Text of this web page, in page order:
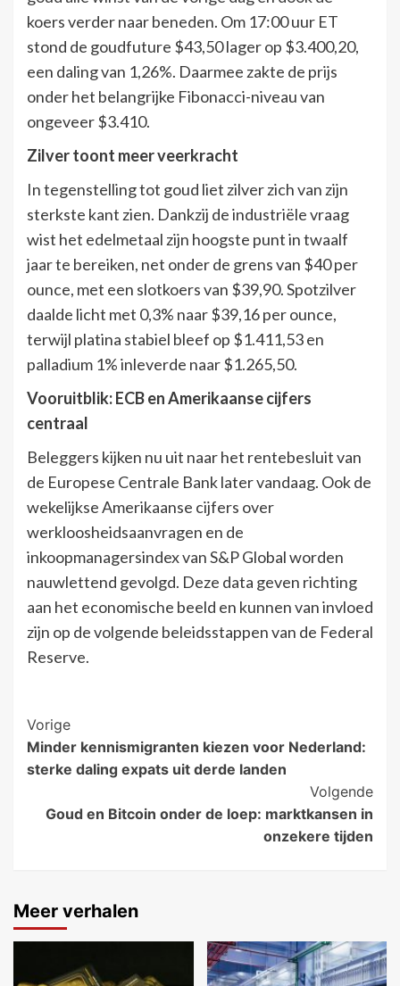
koers verder naar beneden. Om 17:00 uur ET
stond de goudfuture $43,50 lager op $3.400,20,
een daling van 1,26%. Daarmee zakte de prijs
onder het belangrijke Fibonacci-niveau van
ongeveer $3.410.
Zilver toont meer veerkracht
In tegenstelling tot goud liet zilver zich van zijn
sterkste kant zien. Dankzij de industriële vraag
wist het edelmetaal zijn hoogste punt in twaalf
jaar te bereiken, net onder de grens van $40 per
ounce, met een slotkoers van $39,90. Spotzilver
daalde licht met 0,3% naar $39,16 per ounce,
terwijl platina stabiel bleef op $1.411,53 en
palladium 1% inleverde naar $1.265,50.
Vooruitblik: ECB en Amerikaanse cijfers
centraal
Beleggers kijken nu uit naar het rentebesluit van
de Europese Centrale Bank later vandaag. Ook de
wekelijkse Amerikaanse cijfers over
werkloosheidsaanvragen en de
inkoopmanagersindex van S&P Global worden
nauwlettend gevolgd. Deze data geven richting
aan het economische beeld en kunnen van invloed
zijn op de volgende beleidsstappen van de Federal
Reserve.
Bericht
navigatie
Vorige
Minder kennismigranten kiezen voor Nederland:
sterke daling expats uit derde landen
Volgende
Goud en Bitcoin onder de loep: marktkansen in
onzekere tijden
Meer verhalen